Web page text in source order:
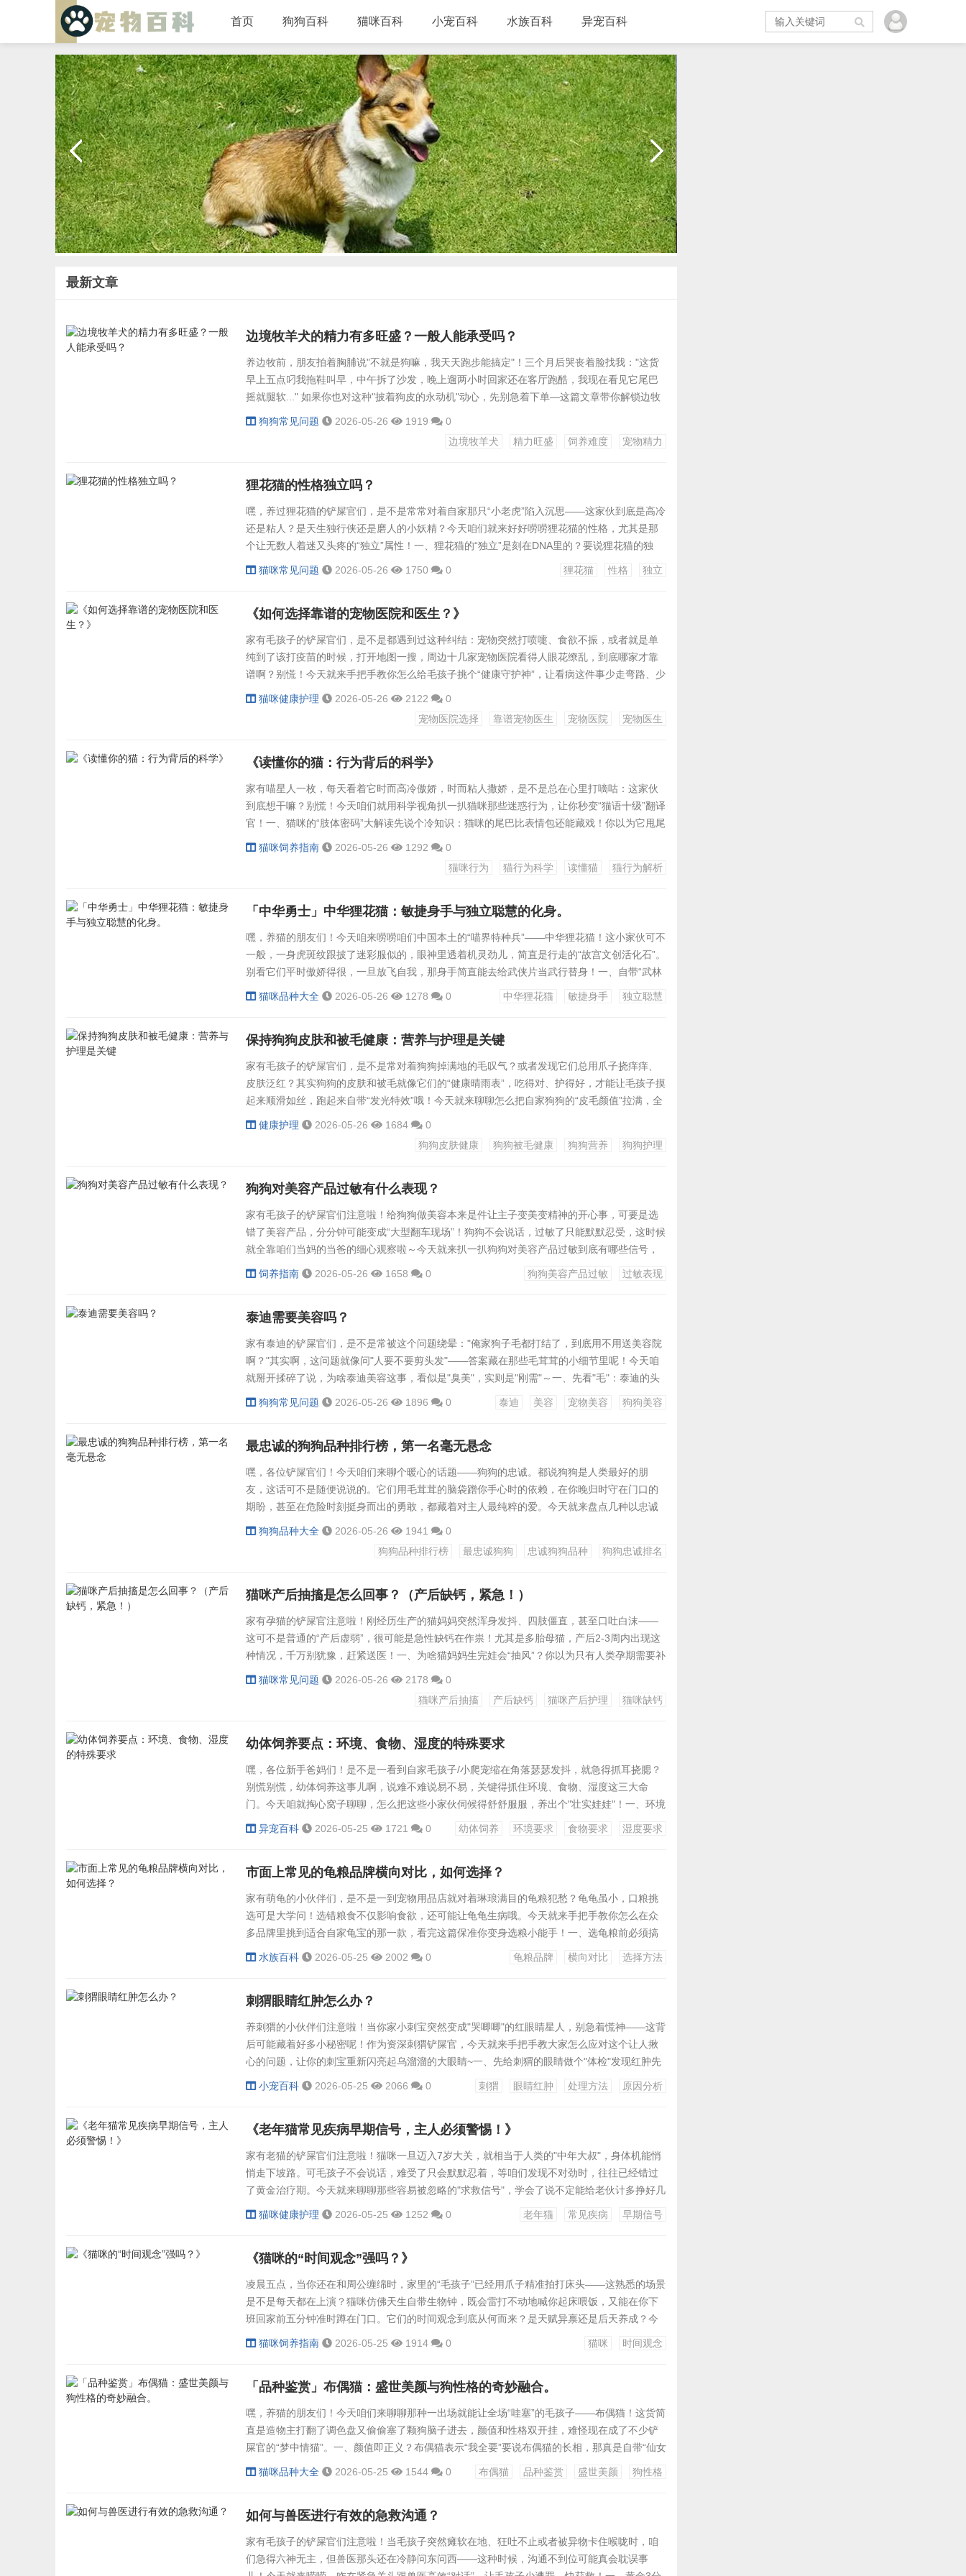
首页 狗狗百科 猫咪百科 小宠百科 水族百科 异宠百科
最新文章
边境牧羊犬的精力有多旺盛？一般人能承受吗？
养边牧前，朋友拍着胸脯说"不就是狗嘛，我天天跑步能搞定"！三个月后哭丧着脸找我："这货
早上五点叼我拖鞋叫早，中午拆了沙发，晚上遛两小时回家还在客厅跑酷，我现在看见它尾巴
摇就腿软..." 如果你也对这种"披着狗皮的永动机"动心，先别急着下单—这篇文章带你解锁边牧
精力值的正确打开方式！一、边牧精力值：宠物界的"超级赛亚狗"普通狗狗遛弯1小时≈充电
覆认知：工作狂基因：祖上是帮牧民放羊的"职业经理人"，一天驱赶羊群几十公里是家常便饭，
狗狗常见问题 2026-05-26 1919
0
边境牧羊犬
精力旺盛 饲养难度 宠物精力
狸花猫的性格独立吗？
嘿，养过狸花猫的铲屎官们，是不是常常对着自家那只“小老虎”陷入沉思——这家伙到底是高冷
还是粘人？是天生独行侠还是磨人的小妖精？今天咱们就来好好唠唠狸花猫的性格，尤其是那
个让无数人着迷又头疼的“独立”属性！一、狸花猫的“独立”是刻在DNA里的？要说狸花猫的独
立，那可得从老祖宗说起！这些家伙可不是温室里的花朵，祖上可是在野外摸爬滚打过来的。
行”的劲儿可没...
猫咪常见问题 2026-05-26 1750 0 狸花猫 性格 独立
《如何选择靠谱的宠物医院和医生？》
家有毛孩子的铲屎官们，是不是都遇到过这种纠结：宠物突然打喷嚏、食欲不振，或者就是单
纯到了该打疫苗的时候，打开地图一搜，周边十几家宠物医院看得人眼花缭乱，到底哪家才靠
谱啊？别慌！今天就来手把手教你怎么给毛孩子挑个“健康守护神”，让看病这件事少走弯路、少
花冤枉钱~一、先看“硬实力”：资质和环境是底线选医院跟给娃选幼儿园一样，第一眼看的必须
显眼位置，要是没看到可以主动问前台，正规机构肯定不藏着掖着。然后悄悄观察下环境——
猫咪健康护理 2026-05-26 2122
0
宠物医院选择
靠谱宠物医生 宠物医院 宠物医生
《读懂你的猫：行为背后的科学》
家有喵星人一枚，每天看着它时而高冷傲娇，时而粘人撒娇，是不是总在心里打嘀咕：这家伙
到底想干嘛？别慌！今天咱们就用科学视角扒一扒猫咪那些迷惑行为，让你秒变“猫语十级”翻译
官！一、猫咪的“肢体密码”大解读先说个冷知识：猫咪的尾巴比表情包还能藏戏！你以为它甩尾
巴是开心？大漏特漏！尾巴竖成避雷针：恭喜！这是猫咪的“最高礼仪”，表示“本喵对你很满
喝你杯子里的水）尾巴甩得像电动马达：危险预警！这时候去撸猫，小心收获“爱的小拳拳”+血
猫咪饲养指南 2026-05-26 1292
0
猫咪行为
猫行为科学 读懂猫 猫行为解析
「中华勇士」中华狸花猫：敏捷身手与独立聪慧的化身。
嘿，养猫的朋友们！今天咱来唠唠咱们中国本土的“喵界特种兵”——中华狸花猫！这小家伙可不
一般，一身虎斑纹跟披了迷彩服似的，眼神里透着机灵劲儿，简直是行走的“故宫文创活化石”。
别看它们平时傲娇得很，一旦放飞自我，那身手简直能去给武侠片当武行替身！一、自带“武林
秘籍”的身手担当要说狸花猫最让人惊叹的，那必须是它们的运动细胞！上蹿下跳跟开了挂似
小区里的老...
猫咪品种大全 2026-05-26 1278 0 中华狸花猫 敏捷身手 独立聪慧
保持狗狗皮肤和被毛健康：营养与护理是关键
家有毛孩子的铲屎官们，是不是常对着狗狗掉满地的毛叹气？或者发现它们总用爪子挠痒痒、
皮肤泛红？其实狗狗的皮肤和被毛就像它们的“健康晴雨表”，吃得对、护得好，才能让毛孩子摸
起来顺滑如丝，跑起来自带“发光特效”哦！今天就来聊聊怎么把自家狗狗的“皮毛颜值”拉满，全
程干货无套路，新手也能轻松get～一、吃对“美毛餐”，营养是幕后大佬都说“病从口入”，狗狗
3/6脂肪酸：相当于给皮肤“敷面膜”！三文鱼、亚麻籽里的Omega-3能缓解干燥瘙痒，...
健康护理 2026-05-26 1684
0
狗狗皮肤健康
狗狗被毛健康 狗狗营养 狗狗护理
狗狗对美容产品过敏有什么表现？
家有毛孩子的铲屎官们注意啦！给狗狗做美容本来是件让主子变美变精神的开心事，可要是选
错了美容产品，分分钟可能变成“大型翻车现场”！狗狗不会说话，过敏了只能默默忍受，这时候
就全靠咱们当妈的当爸的细心观察啦～今天就来扒一扒狗狗对美容产品过敏到底有哪些信号，
赶紧拿出小本本记下来！一、皮肤发红发痒，爪子挠不停这绝对是最常见也最容易发现的症
似的它老是坐立不安，用后腿...
饲养指南 2026-05-26 1658 0 狗狗美容产品过敏 过敏表现
泰迪需要美容吗？
家有泰迪的铲屎官们，是不是常被这个问题绕晕："俺家狗子毛都打结了，到底用不用送美容院
啊？"其实啊，这问题就像问"人要不要剪头发"——答案藏在那些毛茸茸的小细节里呢！今天咱
就掰开揉碎了说，为啥泰迪美容这事，看似是"臭美"，实则是"刚需"～一、先看"毛"：泰迪的头
发比你还难伺候！养过泰迪的都知道，它们那卷毛简直是"行走的毛线团制造机"！尤其是腋下、
结：...
狗狗常见问题 2026-05-26 1896 0 泰迪 美容 宠物美容 狗狗美容
最忠诚的狗狗品种排行榜，第一名毫无悬念
嘿，各位铲屎官们！今天咱们来聊个暖心的话题——狗狗的忠诚。都说狗狗是人类最好的朋
友，这话可不是随便说说的。它们用毛茸茸的脑袋蹭你手心时的依赖，在你晚归时守在门口的
期盼，甚至在危险时刻挺身而出的勇敢，都藏着对主人最纯粹的爱。今天就来盘点几种以忠诚
著称的狗狗，看看有没有你家那位毛孩子吧！一、这些“忠犬选手”凭啥上榜？说到忠诚，不同狗
者”，用行动证明“我的眼里只有你”。咱们今天的榜单，综合了狗狗对主人的关注度、分离焦虑
狗狗品种大全 2026-05-26 1941
0
狗狗品种排行榜
最忠诚狗狗 忠诚狗狗品种 狗狗忠诚排名
猫咪产后抽搐是怎么回事？（产后缺钙，紧急！）
家有孕猫的铲屎官注意啦！刚经历生产的猫妈妈突然浑身发抖、四肢僵直，甚至口吐白沫——
这可不是普通的“产后虚弱”，很可能是急性缺钙在作祟！尤其是多胎母猫，产后2-3周内出现这
种情况，千万别犹豫，赶紧送医！一、为啥猫妈妈生完娃会“抽风”？你以为只有人类孕期需要补
钙？猫咪怀孕和哺乳期简直是“钙流失马拉松”！一只母猫怀孕时，肚里4-6只小猫的骨骼发育全
平时饮食里钙不够、维生素D跟不上，就像银行账户只出不进，很快就会“透支”——这就是产后
猫咪常见问题 2026-05-26 2178
0
猫咪产后抽搐
产后缺钙 猫咪产后护理 猫咪缺钙
幼体饲养要点：环境、食物、湿度的特殊要求
嘿，各位新手爸妈们！是不是一看到自家毛孩子/小爬宠缩在角落瑟瑟发抖，就急得抓耳挠腮？
别慌别慌，幼体饲养这事儿啊，说难不难说易不易，关键得抓住环境、食物、湿度这三大命
门。今天咱就掏心窝子聊聊，怎么把这些小家伙伺候得舒舒服服，养出个"壮实娃娃"！一、环境
篇：打造幼崽的"安全屋"刚离开妈妈的小生命，对环境变化比咱们想象中敏感多了！就拿仓鼠宝
准备保温箱...
异宠百科 2026-05-25 1721 0 幼体饲养 环境要求 食物要求 湿度要求
市面上常见的龟粮品牌横向对比，如何选择？
家有萌龟的小伙伴们，是不是一到宠物用品店就对着琳琅满目的龟粮犯愁？龟龟虽小，口粮挑
选可是大学问！选错粮食不仅影响食欲，还可能让龟龟生病哦。今天就来手把手教你怎么在众
多品牌里挑到适合自家龟宝的那一款，看完这篇保准你变身选粮小能手！一、选龟粮前必须搞
懂的3个核心问题先别急着看品牌，选粮就像给娃选奶粉，得先明白自家龟龟的"体质需求"！品
是关键：幼龟要高蛋白促...
水族百科 2026-05-25 2002 0 龟粮品牌 横向对比 选择方法
刺猬眼睛红肿怎么办？
养刺猬的小伙伴们注意啦！当你家小刺宝突然变成"哭唧唧"的红眼睛星人，别急着慌神——这背
后可能藏着好多小秘密呢！作为资深刺猬铲屎官，今天就来手把手教大家怎么应对这个让人揪
心的问题，让你的刺宝重新闪亮起乌溜溜的大眼睛~一、先给刺猬的眼睛做个"体检"发现红肿先
别慌，咱们先来个三步观察法：看看眼睛周围有没有黏糊糊的分泌物？是透明的还是黄色脓
整天蔫蔫的不爱动，那可...
小宠百科 2026-05-25 2066 0 刺猬 眼睛红肿 处理方法 原因分析
《老年猫常见疾病早期信号，主人必须警惕！》
家有老猫的铲屎官们注意啦！猫咪一旦迈入7岁大关，就相当于人类的"中年大叔"，身体机能悄
悄走下坡路。可毛孩子不会说话，难受了只会默默忍着，等咱们发现不对劲时，往往已经错过
了黄金治疗期。今天就来聊聊那些容易被忽略的"求救信号"，学会了说不定能给老伙计多挣好几
年快乐时光呢！一、吃饭喝水藏玄机，三看两摸辨异常你家猫咪最近是不是总剩猫粮？先别骂
个"小喷泉"摸着它...
猫咪健康护理 2026-05-25 1252 0 老年猫 常见疾病 早期信号
《猫咪的“时间观念”强吗？》
凌晨五点，当你还在和周公缠绵时，家里的“毛孩子”已经用爪子精准拍打床头——这熟悉的场景
是不是每天都在上演？猫咪仿佛天生自带生物钟，既会雷打不动地喊你起床喂饭，又能在你下
班回家前五分钟准时蹲在门口。它们的时间观念到底从何而来？是天赋异禀还是后天养成？今
天咱们就来好好唠唠这个话题！一、猫咪的“时间魔法”从哪来？要说猫咪的时间感，得先从它们
处优，依然保留着“...
猫咪饲养指南 2026-05-25 1914 0 猫咪 时间观念
「品种鉴赏」布偶猫：盛世美颜与狗性格的奇妙融合。
嘿，养猫的朋友们！今天咱们来聊聊那种一出场就能让全场“哇塞”的毛孩子——布偶猫！这货简
直是造物主打翻了调色盘又偷偷塞了颗狗脑子进去，颜值和性格双开挂，难怪现在成了不少铲
屎官的“梦中情猫”。一、颜值即正义？布偶猫表示“我全要”要说布偶猫的长相，那真是自带“仙女
滤镜”。先说这身 fur，跟高级羊绒毯似的，摸上去软乎乎、蓬蓬的，冬天抱着简直就是移动暖
装着整...
猫咪品种大全 2026-05-25 1544 0 布偶猫 品种鉴赏 盛世美颜 狗性格
如何与兽医进行有效的急救沟通？
家有毛孩子的铲屎官们注意啦！当毛孩子突然瘫软在地、狂吐不止或者被异物卡住喉咙时，咱
们急得六神无主，但兽医那头还在冷静问东问西——这种时候，沟通不到位可能真会耽误事